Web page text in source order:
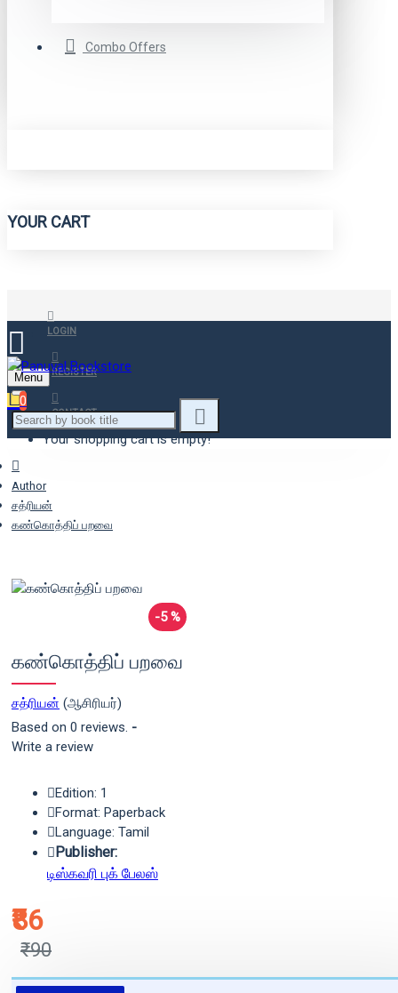
Combo Offers
YOUR CART
LOGIN
REGISTER
CONTACT
Menu
0
Your shopping cart is empty!
Author
சத்ரியன்
கண்கொத்திப் பறவை
-5 %
கண்கொத்திப் பறவை
சத்ரியன் (ஆசிரியர்)
Based on 0 reviews. -
Write a review
₹86
₹90
Edition: 1
Format: Paperback
Language: Tamil
Publisher:
டிஸ்கவரி புக் பேலஸ்
புத்தகம் 3 - 7 நாட்களில் அனுப்பி